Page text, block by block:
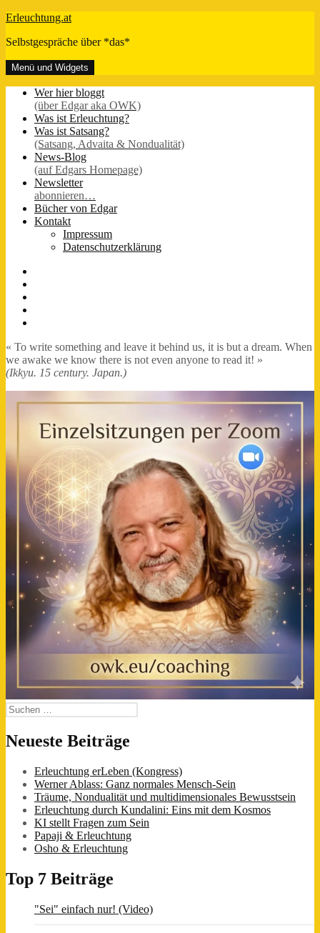
Zum
springen
Erleuchtung.at
Selbstgespräche über *das*
Menü und Widgets
Wer hier bloggt
(über Edgar aka OWK)
Was ist Erleuchtung?
Was ist Satsang?
(Satsang, Advaita & Nondualität)
News-Blog
(auf Edgars Homepage)
Newsletter
abonnieren…
Bücher von Edgar
Kontakt
Impressum
Datenschutzerklärung
« To write something and leave it behind us, it is but a dream. When
we awake we know there is not even anyone to read it! »
(Ikkyu. 15 century. Japan.)
Suchen
nach:
Neueste Beiträge
Erleuchtung erLeben (Kongress)
Werner Ablass: Ganz normales Mensch-Sein
Träume, Nondualität und multidimensionales Bewusstsein
Erleuchtung durch Kundalini: Eins mit dem Kosmos
KI stellt Fragen zum Sein
Papaji & Erleuchtung
Osho & Erleuchtung
Top 7 Beiträge
"Sei" einfach nur! (Video)